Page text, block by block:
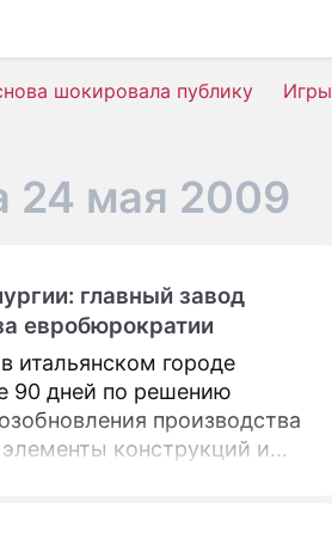
БИЗНЕС
шокировала публику Игры
24 мая 2009
главный завод
евробюрократии
итальянском городе
90 дней по решению
производства
конструкций и
Eurometal.